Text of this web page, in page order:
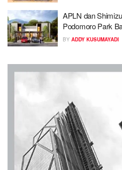
APLN dan
Podomoro Park
BY ADDY KUSUMAYADI